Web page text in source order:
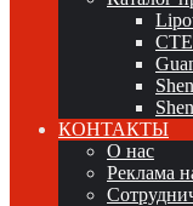
КОНТАКТЫ
О нас
Реклама